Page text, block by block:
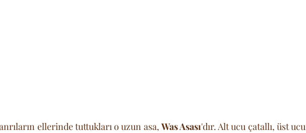
ellerinde tuttukları o uzun asa, Was Asası'dır. Alt ucu çatallı, üst ucu